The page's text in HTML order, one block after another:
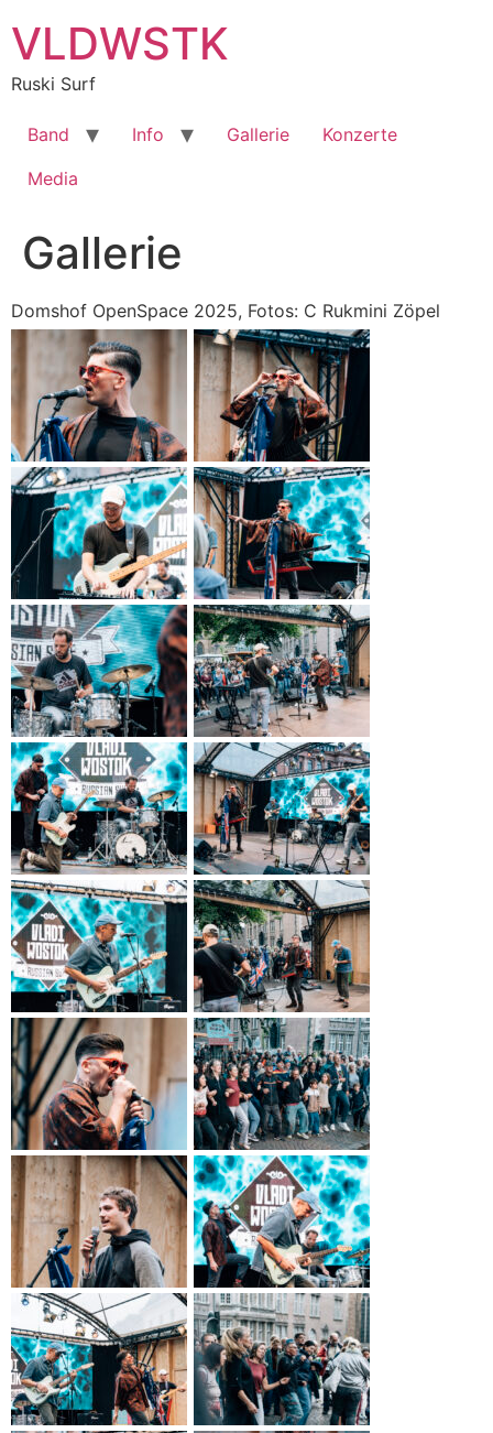
Inhalt
springen
VLDWSTK
Ruski Surf
Band Info Gallerie
Konzerte
Media
Gallerie
Domshof OpenSpace 2025, Fotos: C Rukmini Zöpel